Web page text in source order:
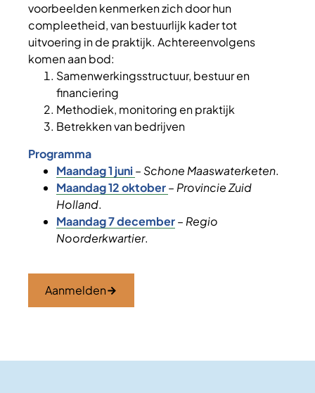
voorbeelden kenmerken zich door hun
compleetheid, van bestuurlijk kader tot
uitvoering in de praktijk. Achtereenvolgens
komen aan bod:
Samenwerkingsstructuur, bestuur en
financiering
Methodiek, monitoring en praktijk
Betrekken van bedrijven
Programma
Maandag 1 juni –Schone Maaswaterketen.
Maandag 12 oktober– Provincie Zuid
Holland.
Maandag 7 december– Regio
Noorderkwartier.
Aanmelden